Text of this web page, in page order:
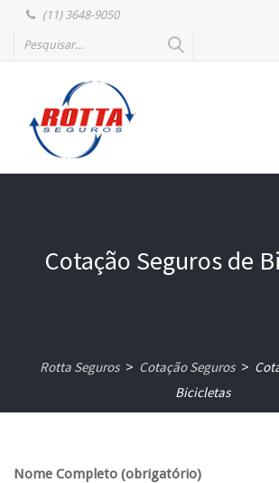
(11) 3648-9050
Cotação Seguros de
Rotta Seguros > Cotação Seguros >
Bicicletas
Nome Completo (obrigatório)